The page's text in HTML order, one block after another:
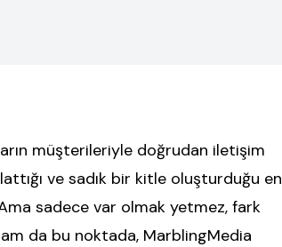
müşterileriyle doğrudan iletişim
ve sadık bir kitle oluşturduğu en
sadece var olmak yetmez, fark
da bu noktada, MarblingMedia